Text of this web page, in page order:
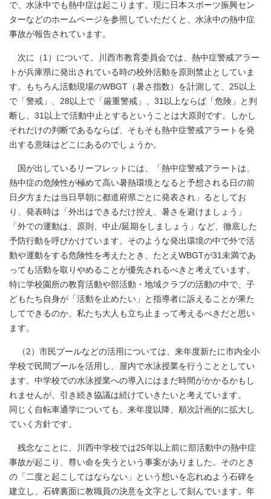
で、水泳中でも熱中症は起こります。現に日本スポーツ振興セン
ターなどのホームページを参照していただくと、水泳中の熱中症
事故が報告されています。
次に（1）について。川西市教育委員会では、熱中症警戒アラー
トが兵庫県に発出されている時の校外活動を原則禁止としていま
す。もちろん活動現場のWBGT（暑さ指数）を計測して、25以上
で「警戒」、28以上で「厳重警戒」、31以上ならば「危険」と判
断し、31以上で活動中止とするということは大原則です。しかし
それだけの判断であるならば、そもそも熱中症警戒アラートを発
出する意味はどこにあるのでしょうか。
国が出しているリーフレットには、「熱中症警戒アラートは、
熱中症の危険性が極めて高い暑熱環境となると予想される日の前
日夕方または当日早朝に都道府県ごとに発表され」るとしてお
り、発表時は「外出はできるだけ控え、暑さを避けましょう」
「外での運動は、原則、中止/延期をしましょう」など、徹底した
予防行動を呼びかけています。そのような発出環境の中で外で活
動や運動をする危険性を考えたとき、たとえWBGTが31未満であ
っても活動を取りやめることが優先されるべきと考えています。
特に学校園所の教育活動や部活動・地域クラブの活動の中で、子
どもたち自身が「活動を止めたい」と指導者に訴えることが果た
してできるのか、私たち大人も立ち止まって考えるべきだと思い
ます。
（2）市民プールなどの活用については、来年度新たに市内全小
学校で民間プールを活用し、屋内で水泳授業を行うこととしてい
ます。中学校での水泳授業への導入にはまだ時間がかかるかもし
れませんが、引き続き協議は続けていきたいと考えています。
同じく自転車通学についても、来年度以降、順次計画的に拡大し
ていく方針です。
残念なことに、川西中学校では25年以上前に部活動中の熱中症
事故が起こり、尊い命を失うという事案がありました。そのとき
の「二度と起こしてはならない」という想いを忘れぬよう石碑を
建立し、石碑裏面に教職員の決意を文字として刻んでいます。年